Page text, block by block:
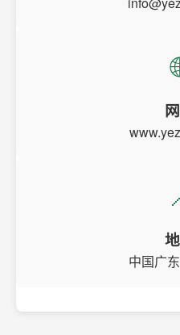
中国广